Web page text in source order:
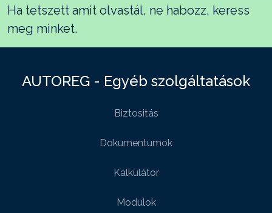
Ha tetszett amit olvastál, ne habozz, keress
meg minket.
AUTOREG - Egyéb szolgáltatások
Biztositás
Dokumentumok
Kalkulátor
Modulok